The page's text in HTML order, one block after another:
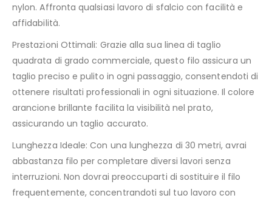
nylon. Affronta qualsiasi lavoro di sfalcio con facilità e
affidabilità.
Prestazioni Ottimali: Grazie alla sua linea di taglio
quadrata di grado commerciale, questo filo assicura un
taglio preciso e pulito in ogni passaggio, consentendoti di
ottenere risultati professionali in ogni situazione. Il colore
arancione brillante facilita la visibilità nel prato,
assicurando un taglio accurato.
Lunghezza Ideale: Con una lunghezza di 30 metri, avrai
abbastanza filo per completare diversi lavori senza
interruzioni. Non dovrai preoccuparti di sostituire il filo
frequentemente, concentrandoti sul tuo lavoro con